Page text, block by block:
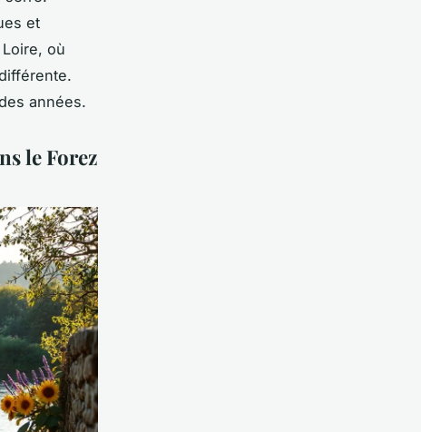
et
où
années.
le Forez